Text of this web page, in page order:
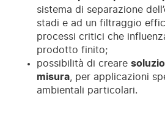
sistema di separazione
stadi e ad un filtraggio
processi critici che
prodotto finito;
possibilità di creare
misura , per applicazioni
ambientali particolari.